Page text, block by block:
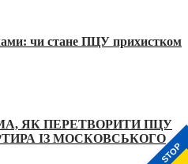
STOP
чи стане ПЦУ прихистком
ЯК ПЕРЕТВОРИТИ ПЦУ
ІЗ МОСКОВСЬКОГО